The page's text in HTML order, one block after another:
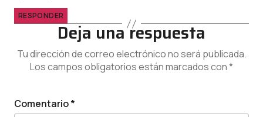
RESPONDER
Deja una respuesta
Tu dirección de correo electrónico no será publicada.
Los campos obligatorios están marcados con*
Comentario*